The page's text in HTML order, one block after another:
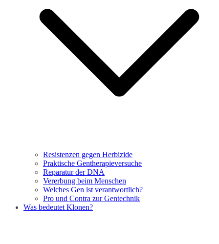
Resistenzen gegen Herbizide
Praktische Gentherapieversuche
Reparatur der DNA
Vererbung beim Menschen
Welches Gen ist verantwortlich?
Pro und Contra zur Gentechnik
Was bedeutet Klonen?